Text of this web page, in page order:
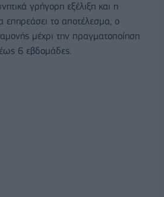
γρήγορη εξέλιξη και η
επηρεάσει το αποτέλεσμα, ο
μέχρι την πραγματοποίηση
6 εβδομάδες.